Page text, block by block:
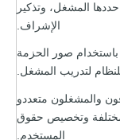
المشغل، وتذكير
الإشراف.
صور الحزمة
لتدريب المشغل.
والمشغلون متعددو
مختلفة وتخصيص حقوق
المستخدم.